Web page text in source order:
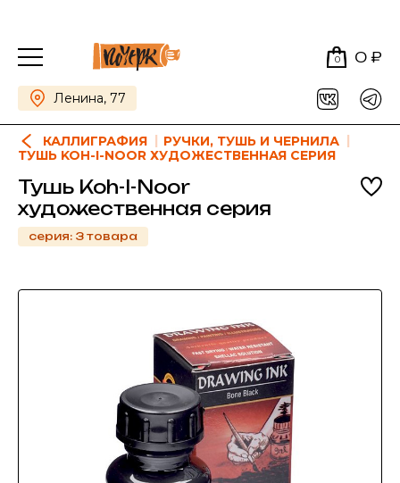
0 0 ₽
Ленина, 77
КАЛЛИГРАФИЯ
РУЧКИ, ТУШЬ И ЧЕРНИЛА
ТУШЬ KOH-I-NOOR ХУДОЖЕСТВЕННАЯ СЕРИЯ
Тушь Koh-I-Noor
художественная серия
серия: 3 товара